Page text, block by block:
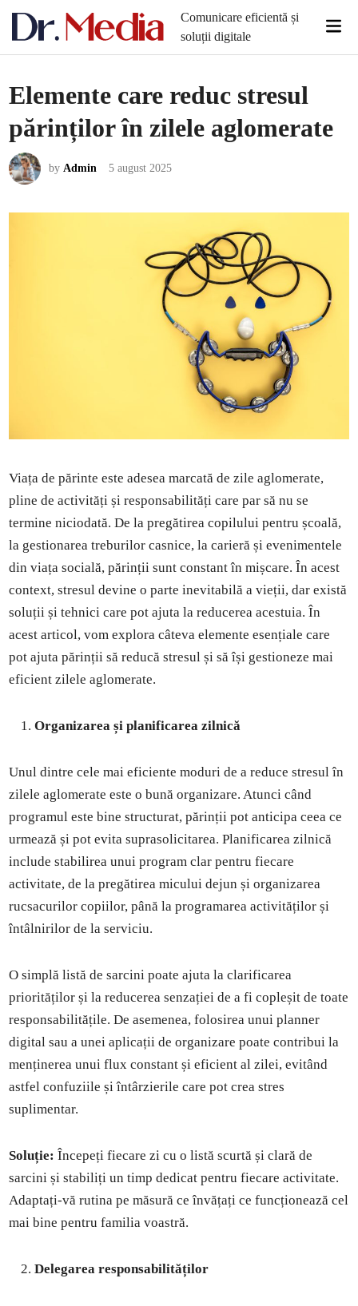
Comunicare eficientă și
soluții digitale
Elemente care reduc stresul
părinților în zilele aglomerate
byAdmin 5 august 2025
Viața de părinte este adesea marcată de zile aglomerate,
pline de activități și responsabilități care par să nu se
termine niciodată. De la pregătirea copilului pentru școală,
la gestionarea treburilor casnice, la carieră și evenimentele
din viața socială, părinții sunt constant în mișcare. În acest
context, stresul devine o parte inevitabilă a vieții, dar există
soluții și tehnici care pot ajuta la reducerea acestuia. În
acest articol, vom explora câteva elemente esențiale care
pot ajuta părinții să reducă stresul și să își gestioneze mai
eficient zilele aglomerate.
Organizarea și planificarea zilnică
Unul dintre cele mai eficiente moduri de a reduce stresul în
zilele aglomerate este o bună organizare. Atunci când
programul este bine structurat, părinții pot anticipa ceea ce
urmează și pot evita suprasolicitarea. Planificarea zilnică
include stabilirea unui program clar pentru fiecare
activitate, de la pregătirea micului dejun și organizarea
rucsacurilor copiilor, până la programarea activităților și
întâlnirilor de la serviciu.
O simplă listă de sarcini poate ajuta la clarificarea
priorităților și la reducerea senzației de a fi copleșit de toate
responsabilitățile. De asemenea, folosirea unui planner
digital sau a unei aplicații de organizare poate contribui la
menținerea unui flux constant și eficient al zilei, evitând
astfel confuziile și întârzierile care pot crea stres
suplimentar.
Soluție: Începeți fiecare zi cu o listă scurtă și clară de
sarcini și stabiliți un timp dedicat pentru fiecare activitate.
Adaptați-vă rutina pe măsură ce învățați ce funcționează cel
mai bine pentru familia voastră.
Delegarea responsabilităților